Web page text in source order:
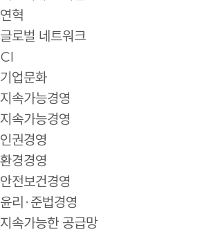
연혁
글로벌 네트워크
CI
기업문화
지속가능경영
지속가능경영
인권경영
환경경영
안전보건경영
윤리·준법경영
지속가능한 공급망